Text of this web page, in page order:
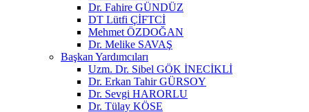
Dr. Fahire GÜNDÜZ
DT Lütfi ÇİFTCİ
Mehmet ÖZDOĞAN
Dr. Melike SAVAŞ
Başkan Yardımcıları
Uzm. Dr. Sibel GÖK İNECİKLİ
Dr. Erkan Tahir GÜRSOY
Dr. Sevgi HARORLU
Dr. Tülay KÖSE